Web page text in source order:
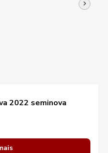
2022 seminova